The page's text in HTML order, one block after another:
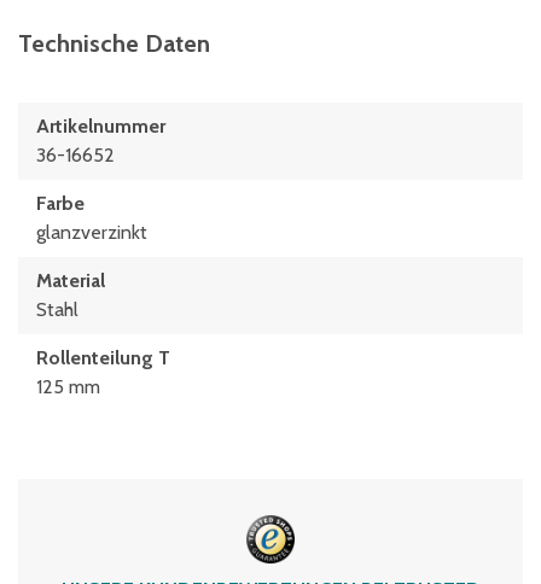
Technische Daten
Artikelnummer
36-16652
Farbe
glanzverzinkt
Material
Stahl
Rollenteilung T
125 mm